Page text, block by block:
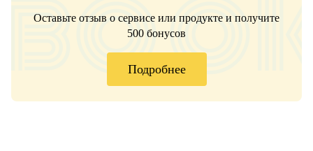
Оставьте отзыв о сервисе или продукте и получите
500 бонусов
Подробнее